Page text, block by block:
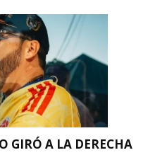
GIRÓ A LA DERECHA